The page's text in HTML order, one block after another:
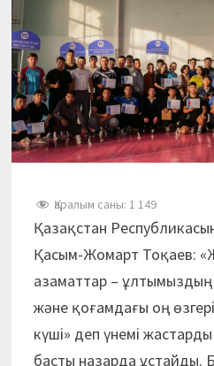
Қаралым саны: 1 149
Қазақстан
Қасым-Жомарт Тоқаев:
азаматтар –
және қоғамдағы оң
күші» деп үнемі
басты назарда ұстайды.